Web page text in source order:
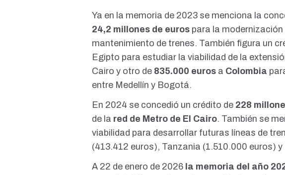
Ya en la memoria de 2023 se menciona la
24,2 millones de euros para la
mantenimiento de trenes. También figura un
Egipto para estudiar la viabilidad de la
Cairo y otro de 835.000 euros a Colombia
entre Medellín y Bogotá.
En 2024 se concedió un crédito de 228
de la red de Metro de El Cairo. También se
viabilidad para desarrollar futuras líneas de
(413.412 euros), Tanzania (1.510.000 euros) y
A 22 de enero de 2026 la memoria del año